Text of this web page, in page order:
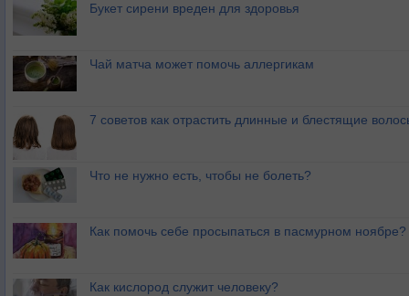
Букет сирени вреден для здоровья
Чай матча может помочь аллергикам
7 советов как отрастить длинные и блестящие
Что не нужно есть, чтобы не болеть?
Как помочь себе просыпаться в пасмурном ноябре?
Как кислород служит человеку?